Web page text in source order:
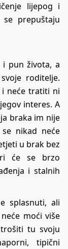
lijepog i
prepuštaju
i pun života, a
roditelje.
i neće tratiti ni
interes. A
braka im nije
nikad neće
u brak bez
će se brzo
i stalnih
splasnuti, ali
moći više
tu svoju
tipični